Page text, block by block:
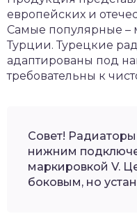
европейских и
Самые популярные –
Турции. Турецкие
адаптированы под
требовательны к
Совет!
нижним
маркировкой V.
боковым, но